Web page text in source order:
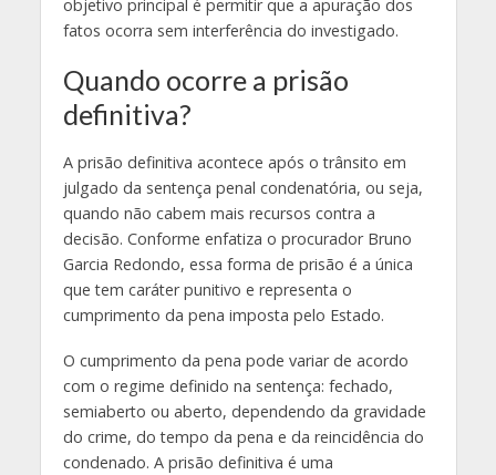
objetivo principal é permitir que a apuração dos
fatos ocorra sem interferência do investigado.
Quando ocorre a prisão
definitiva?
A prisão definitiva acontece após o trânsito em
julgado da sentença penal condenatória, ou seja,
quando não cabem mais recursos contra a
decisão. Conforme enfatiza o procurador Bruno
Garcia Redondo, essa forma de prisão é a única
que tem caráter punitivo e representa o
cumprimento da pena imposta pelo Estado.
O cumprimento da pena pode variar de acordo
com o regime definido na sentença: fechado,
semiaberto ou aberto, dependendo da gravidade
do crime, do tempo da pena e da reincidência do
condenado. A prisão definitiva é uma